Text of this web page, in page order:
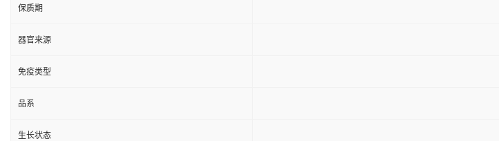
保质期
器官来源
免疫类型
品系
生长状态